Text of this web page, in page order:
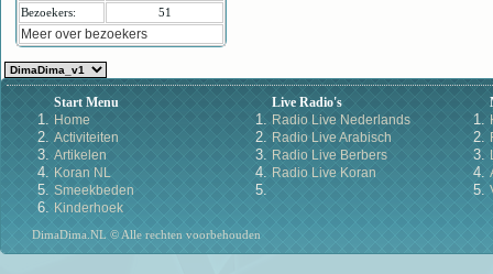
Bezoekers:
51
Meer over bezoekers
Start Menu
Home
Activiteiten
Artikelen
Koran NL
Smeekbeden
Kinderhoek
Live Radio's
Radio Live Nederlands
Radio Live Arabisch
Radio Live Berbers
Radio Live Koran
DimaDima.NL © Alle rechten voorbehouden